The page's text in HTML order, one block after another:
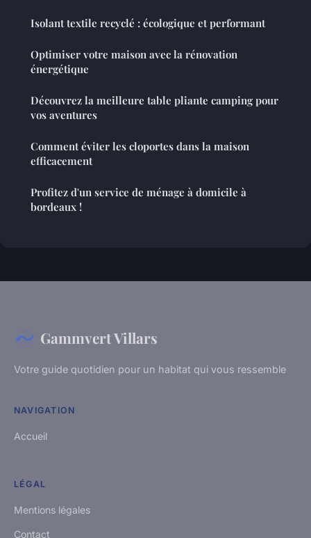
Isolant textile recyclé : écologique et performant
Optimiser votre maison avec la rénovation
énergétique
Découvrez la meilleure table pliante camping pour
vos aventures
Comment éviter les cloportes dans la maison
efficacement
Profitez d'un service de ménage à domicile à
bordeaux !
Gammvert Villars
Votre guide quotidien pour un habitat qui vous ressemble
NAVIGATION
Accueil
LÉGAL
Mentions légales
Contact